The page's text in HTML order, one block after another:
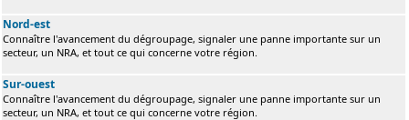
Nord-est
Connaître l'avancement du dégroupage, signaler une panne importante sur un
secteur, un NRA, et tout ce qui concerne votre région.
Sur-ouest
Connaître l'avancement du dégroupage, signaler une panne importante sur un
secteur, un NRA, et tout ce qui concerne votre région.